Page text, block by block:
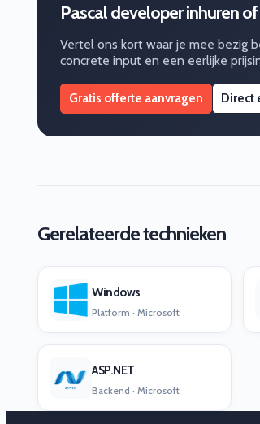
Pascal developer inhuren
Vertel ons kort waar je mee bezig
concrete input en een eerlijke
Gratis offerte aanvragen Direct
Gerelateerde technieken
Windows
Platform · Microsoft
ASP.NET
Backend · Microsoft